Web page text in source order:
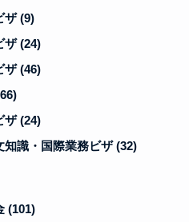
ザ(9)
ザ(24)
ザ(46)
ザ(24)
知識・国際業務ビザ(32)
(101)